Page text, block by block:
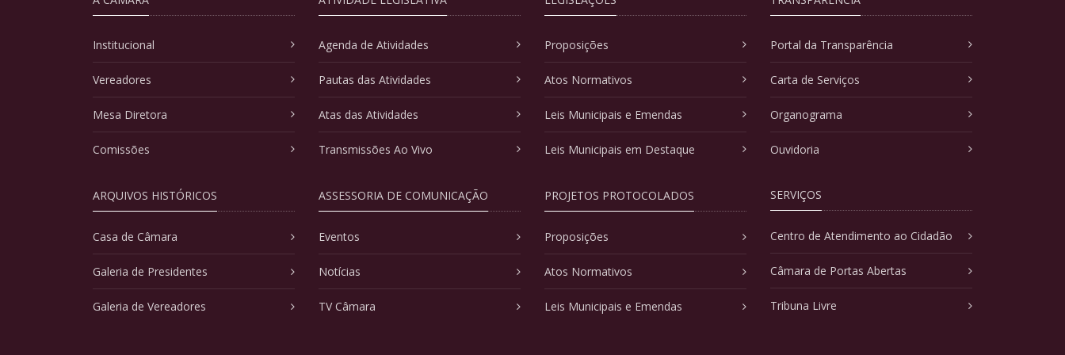
Institucional
Vereadores
Mesa Diretora
Comissões
ARQUIVOS HISTÓRICOS
Casa de Câmara
Galeria de Presidentes
Galeria de Vereadores
Agenda de Atividades
Pautas das Atividades
Atas das Atividades
Transmissões Ao Vivo
ASSESSORIA DE COMUNICAÇÃO
Eventos
Notícias
TV Câmara
Proposições
Atos Normativos
Leis Municipais e Emendas
Leis Municipais em Destaque
PROJETOS PROTOCOLADOS
Proposições
Atos Normativos
Leis Municipais e Emendas
Portal da Transparência
Carta de Serviços
Organograma
Ouvidoria
SERVIÇOS
Centro de Atendimento ao Cidadão
Câmara de Portas Abertas
Tribuna Livre